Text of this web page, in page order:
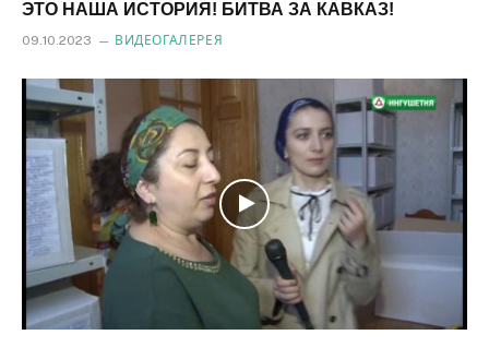
ЭТО НАША ИСТОРИЯ! БИТВА ЗА КАВКАЗ!
09.10.2023 ВИДЕОГАЛЕРЕЯ